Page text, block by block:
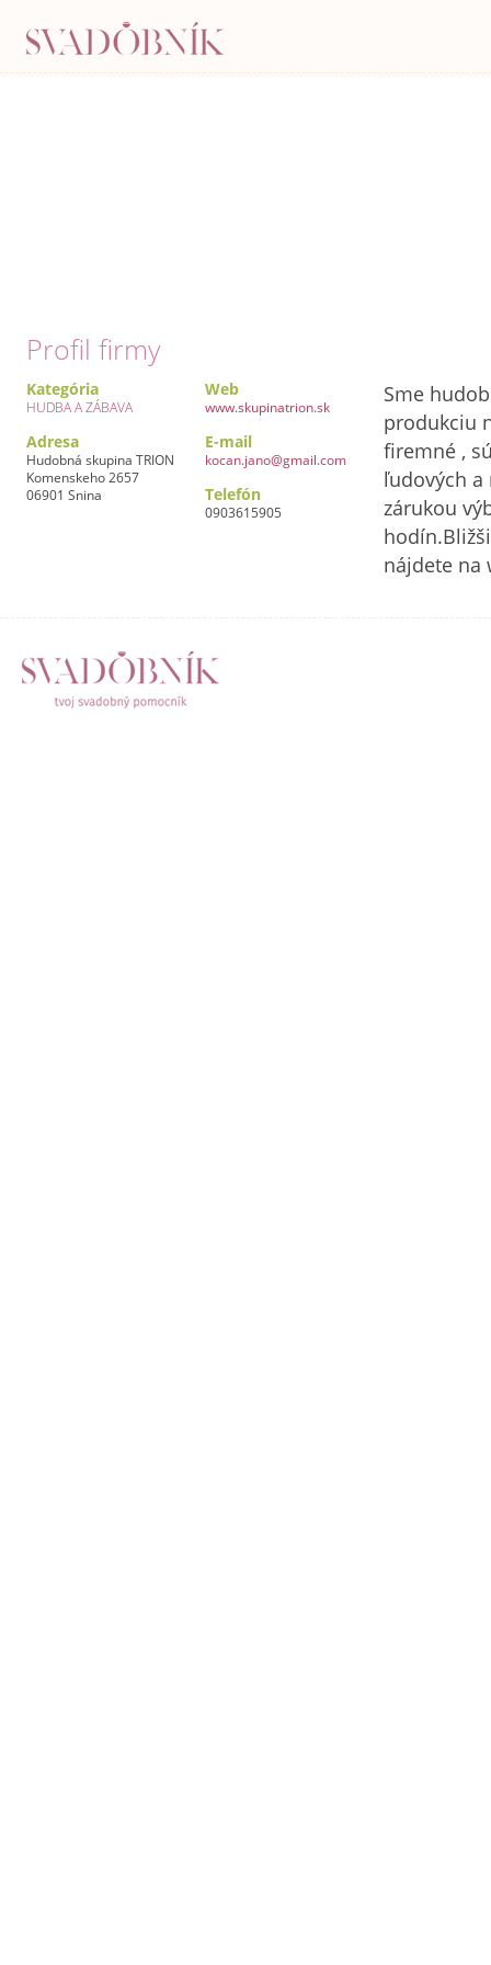
Profil firmy
Kategória
HUDBA A ZÁBAVA
Adresa
Hudobná skupina TRION
Komenskeho 2657
06901 Snina
Web
www.skupinatrion.sk
E-mail
kocan.jano@gmail.com
Telefón
0903615905
Sme
produkciu
firemné ,
ľudových a
zárukou
nájdete na